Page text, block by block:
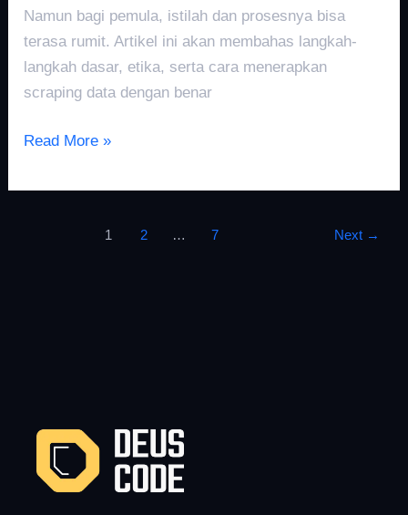
Namun bagi pemula, istilah dan prosesnya bisa
terasa rumit. Artikel ini akan membahas langkah-
langkah dasar, etika, serta cara menerapkan
scraping data dengan benar
Read More »
1 2 … 7 Next →